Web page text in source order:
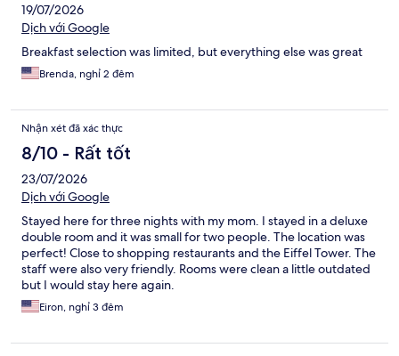
19/07/2026
Dịch với Google
Breakfast selection was limited, but everything else was great
Brenda, nghỉ 2 đêm
Nhận xét đã xác thực
8/10 - Rất tốt
23/07/2026
Dịch với Google
Stayed here for three nights with my mom. I stayed in a deluxe
double room and it was small for two people. The location was
perfect! Close to shopping restaurants and the Eiffel Tower. The
staff were also very friendly. Rooms were clean a little outdated
but I would stay here again.
Eiron, nghỉ 3 đêm